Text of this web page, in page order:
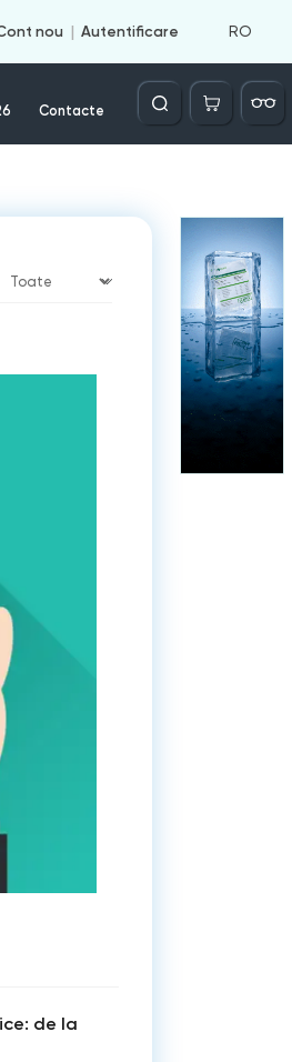
nou Autentificare RO
Contacte
Căutare
de la